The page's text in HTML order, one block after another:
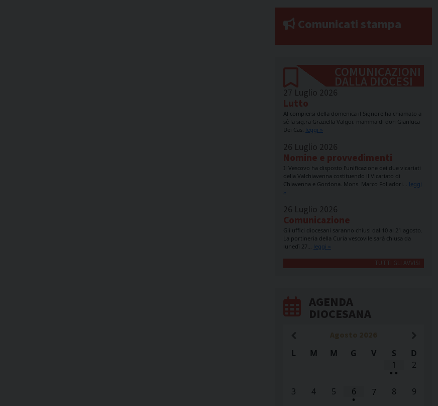
Comunicati stampa
COMUNICAZIONI
DALLA DIOCESI
27 Luglio 2026
Lutto
Al compiersi della domenica il Signore ha chiamato a
sé la sig.ra Graziella Valgoi, mamma di don Gianluca
Dei Cas. leggi »
26 Luglio 2026
Nomine e provvedimenti
Il Vescovo ha disposto l’unificazione dei due vicariati
della Valchiavenna costituendo il Vicariato di
Chiavenna e Gordona. Mons. Marco Folladori… leggi
»
26 Luglio 2026
Comunicazione
Gli uffici diocesani saranno chiusi dal 10 al 21 agosto.
La portineria della Curia vescovile sarà chiusa da
lunedì 27… leggi »
TUTTI GLI AVVISI
AGENDA
DIOCESANA
L
M M G V S
D
1
• •
2
3 4 5 6
•
7 8 9